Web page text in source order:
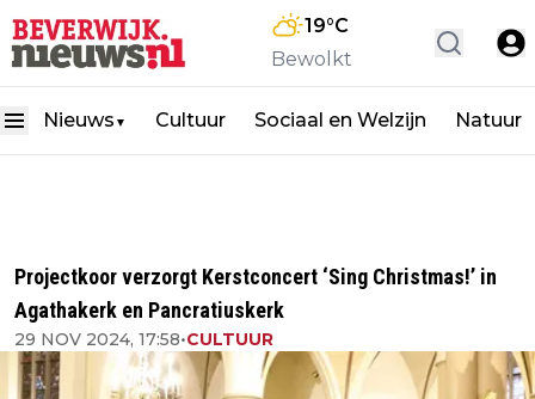
19°C
Bewolkt
Nieuws ▼ Cultuur Sociaal en Welzijn Natuur
Projectkoor verzorgt Kerstconcert ‘Sing Christmas!’ in
Agathakerk en Pancratiuskerk
29 NOV 2024, 17:58•CULTUUR